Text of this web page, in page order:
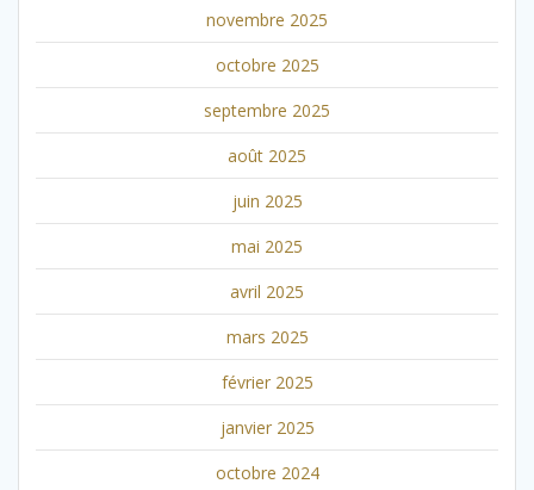
novembre 2025
octobre 2025
septembre 2025
août 2025
juin 2025
mai 2025
avril 2025
mars 2025
février 2025
janvier 2025
octobre 2024